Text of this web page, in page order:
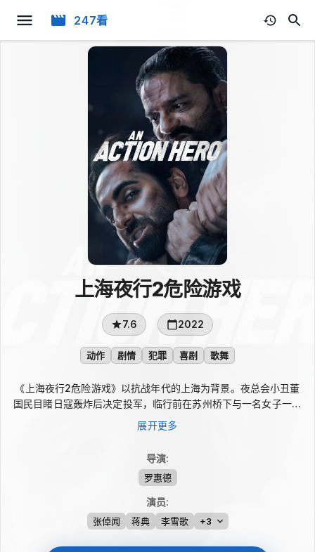
247看
上海夜行2危险游戏
7.6 2022
动作 剧情 犯罪 喜剧 歌舞
《上海夜行2危险游戏》以抗战年代的上海为背景。夜总会小丑董
国民目睹日寇轰炸后决定投军，临行前在苏州桥下与一名女子一见
钟情，并约定胜利再会。十年后他回到上海，反复守在旧桥下寻找
故人，却只见落魄老兵栖身桥畔。漂泊来沪的邓仔被舞小姐阿舒收
明白阿舒才是当年的女子，然而她已随他人登上南下列车。
展开更多
导演:
罗惠德
演员:
张倬闻 蒋典 李雪歌 +3